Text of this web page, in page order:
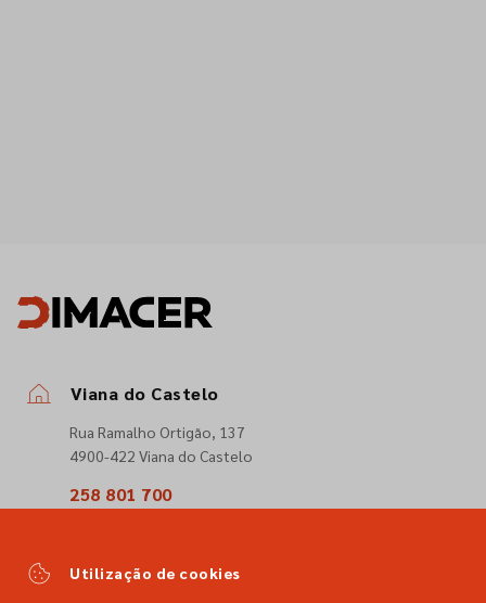
Viana do Castelo
Rua Ramalho Ortigão, 137
4900-422 Viana do Castelo
258 801 700
comercial@dimacer.com
Utilização de cookies